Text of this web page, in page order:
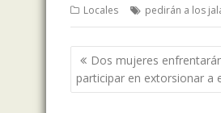
Locales pedirán a los
Post
navigation
Dos mujeres
participar en extorsionar a